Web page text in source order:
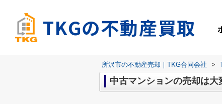
TKGの不動産買取
所沢市の不動産売却｜TKG合同会社 >
中古マンションの売却は大